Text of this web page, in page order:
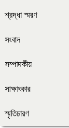
শ্রদ্ধা স্মরণ
সংবাদ
সম্পাদকীয়
সাক্ষাৎকার
স্মৃতিচারণ